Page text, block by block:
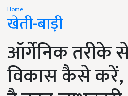
Home
खेती-बाड़ी
ऑर्गेनिक तरीके
विकास कैसे